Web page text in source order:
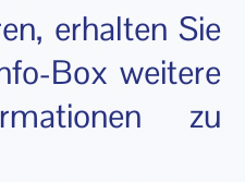
erhalten Sie
Box weitere
zu